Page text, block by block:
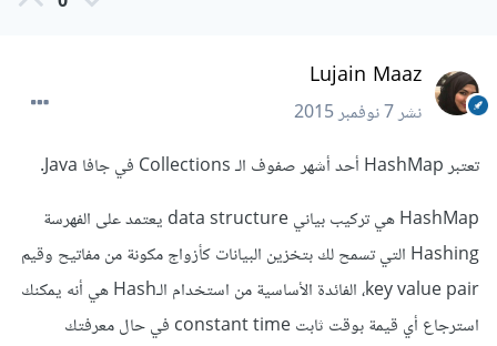
Lujain Maaz
نشر7 نوفمبر 2015
تعتبر HashMap أحد أشهر صفوف الـ Collections في جافا Java.
HashMap هي تركيب بياني data structure يعتمد على الفهرسة
Hashing التي تسمح لك بتخزين البيانات كأزواج مكونة من مفاتيح وقيم
key value pair، الفائدة الأساسية من استخدام الـHash هي أنه يمكنك
استرجاع أي قيمة بوقت ثابت constant time في حال معرفتك